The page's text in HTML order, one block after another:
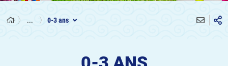
... 0-3 ans